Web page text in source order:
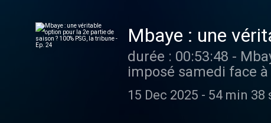
Mbaye : une
la tribune - Ep. 24
durée : 00:53:48 -
imposé samedi face
Mbaye, élu homme
option offensive pour
15 Dec 2025 - 54 min 38